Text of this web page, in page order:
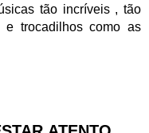
tão incríveis , tão
e trocadilhos como as